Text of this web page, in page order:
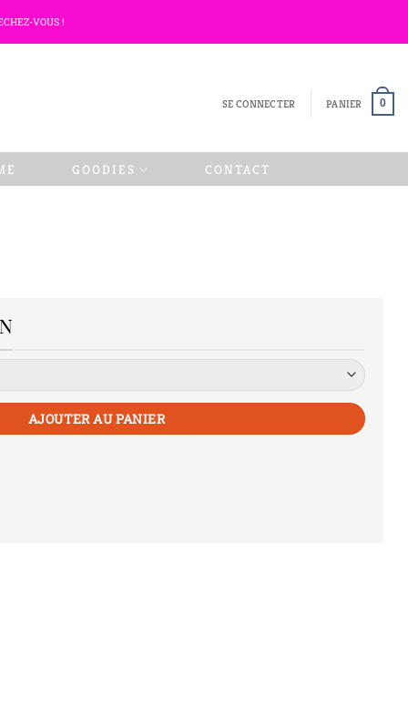
VOUS !
SE CONNECTER PANIER 0
GOODIES CONTACT
AJOUTER AU PANIER